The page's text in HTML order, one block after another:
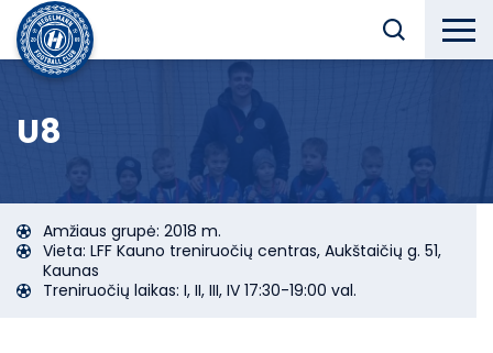
U8
Amžiaus grupė: 2018 m.
Vieta: LFF Kauno treniruočių centras, Aukštaičių g. 51,
Kaunas
Treniruočių laikas: I, II, III, IV 17:30-19:00 val.